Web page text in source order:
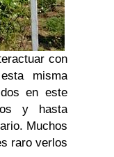
con
misma
en este
y hasta
Muchos
raro verlos